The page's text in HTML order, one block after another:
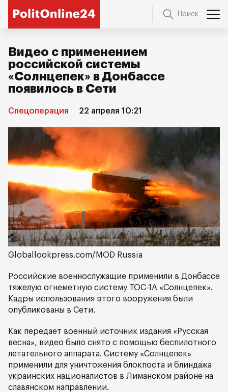
Поиск
Видео с применением
российской системы
«Солнцепек» в Донбассе
появилось в Сети
Спецоперация 22 апреля 10:21
Globallookpress.com/MOD Russia
Российские военнослужащие применили в Донбассе
тяжелую огнеметную систему ТОС-1А «Солнцепек».
Кадры использования этого вооружения были
опубликованы в Сети.
Как передает военный источник издания «Русская
весна», видео было снято с помощью беспилотного
летательного аппарата. Систему «Солнцепек»
применили для уничтожения блокпоста и блиндажа
украинских националистов в Лиманском районе на
славянском направлении.